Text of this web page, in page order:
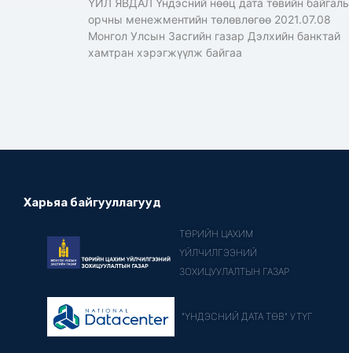
ҮЙЛ ЯВДАЛ Үндэсний нөөц дата төвийн байгаль
орчны менежментийн төлөвлөгөө 2021.07.08
Монгол Улсын Засгийн газар Дэлхийн банктай
хамтран хэрэгжүүлж байгаа
Харьяа байгууллагууд
ТӨРИЙН ЦАХИМ
ҮЙЛЧИЛГЭЭНИЙ
ЗОХИЦУУЛАЛТЫН ГАЗАР
"ҮНДЭСНИЙ ДАТА ТӨВ" УТҮГ